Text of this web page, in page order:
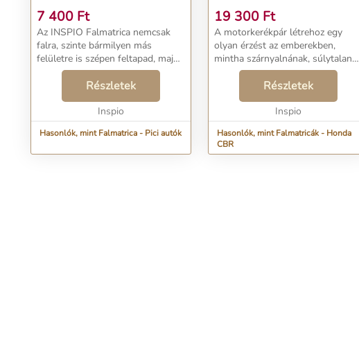
7 400 Ft
Az INSPIO Falmatrica nemcsak
falra, szinte bármilyen más
felületre is szépen feltapad, majd
nyom nélkül könnyedén el is
távolítható....Részletek
Inspio
Hasonlók, mint Falmatrica - Pici autók
19 300 Ft
A motorkerékpár létrehoz egy
olyan érzést az emberekben,
mintha szárnyalnának, súlytalanul
lebegnének pár centivel a föld
felett, haladva a kitűzött célok
Részletek
Inspio
Hasonlók, mint Falmatricák - Honda
CBR